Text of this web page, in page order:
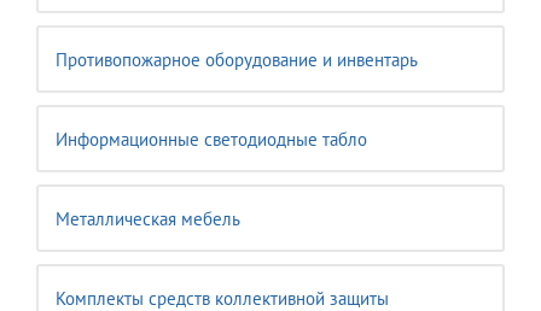
Противопожарное оборудование и инвентарь
Информационные светодиодные табло
Металлическая мебель
Комплекты средств коллективной защиты